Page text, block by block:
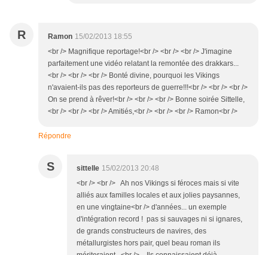
R Ramon 15/02/2013 18:55
<br /> Magnifique reportage!<br /> <br /> <br /> J'imagine
parfaitement une vidéo relatant la remontée des drakkars...
<br /> <br /> <br /> Bonté divine, pourquoi les Vikings
n'avaient-ils pas des reporteurs de guerre!!!<br /> <br /> <br />
On se prend à rêver!<br /> <br /> <br /> Bonne soirée Sittelle,
<br /> <br /> <br /> Amitiés,<br /> <br /> <br /> Ramon<br />
Répondre
S sittelle 15/02/2013 20:48
<br /> <br /> Ah nos Vikings si féroces mais si vite
alliés aux familles locales et aux jolies paysannes,
en une vingtaine<br /> d'années... un exemple
d'intégration record ! pas si sauvages ni si ignares,
de grands constructeurs de navires, des
métallurgistes hors pair, quel beau roman ils